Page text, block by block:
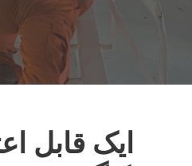
ایک قابل